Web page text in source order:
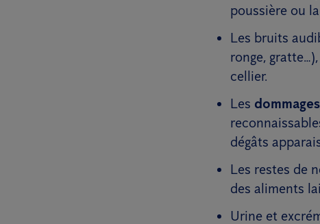
poussière ou
Les bruits
ronge,
cellier.
Les dommages
dégâts
Les restes de
des aliments
Urine et